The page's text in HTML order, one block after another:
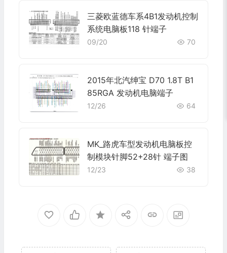
三菱欧蓝德车系4B1发动机控制
系统电脑板118 针端子
09/20 70
2015年北汽绅宝 D70 1.8T B1
85RGA 发动机电脑端子
12/26 64
MK_路虎车型发动机电脑板控
制模块针脚52+28针 端子图
12/23 38